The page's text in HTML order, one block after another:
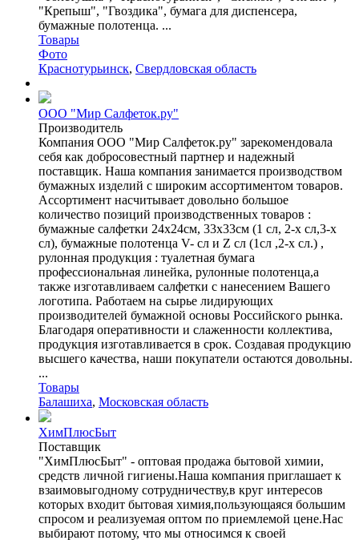
"Крепыш", "Гвоздика", бумага для диспенсера,
бумажные полотенца. ...
Товары
Фото
Краснотурьинск, Свердловская область
ООО "Мир Салфеток.ру"
Производитель
Компания ООО "Мир Салфеток.ру" зарекомендовала
себя как добросовестный партнер и надежный
поставщик. Наша компания занимается производством
бумажных изделий с широким ассортиментом товаров.
Ассортимент насчитывает довольно большое
количество позиций производственных товаров :
бумажные салфетки 24х24см, 33х33см (1 сл, 2-х сл,3-х
сл), бумажные полотенца V- сл и Z сл (1сл ,2-х сл.) ,
рулонная продукция : туалетная бумага
профессиональная линейка, рулонные полотенца,а
также изготавливаем салфетки с нанесением Вашего
логотипа. Работаем на сырье лидирующих
производителей бумажной основы Российского рынка.
Благодаря оперативности и слаженности коллектива,
продукция изготавливается в срок. Создавая продукцию
высшего качества, наши покупатели остаются довольны.
...
Товары
Балашиха, Московская область
ХимПлюсБыт
Поставщик
"ХимПлюсБыт" - оптовая продажа бытовой химии,
средств личной гигиены.Наша компания приглашает к
взаимовыгодному сотрудничеству,в круг интересов
которых входит бытовая химия,пользующаяся большим
спросом и реализуемая оптом по приемлемой цене.Нас
выбирают потому, что мы относимся к своей